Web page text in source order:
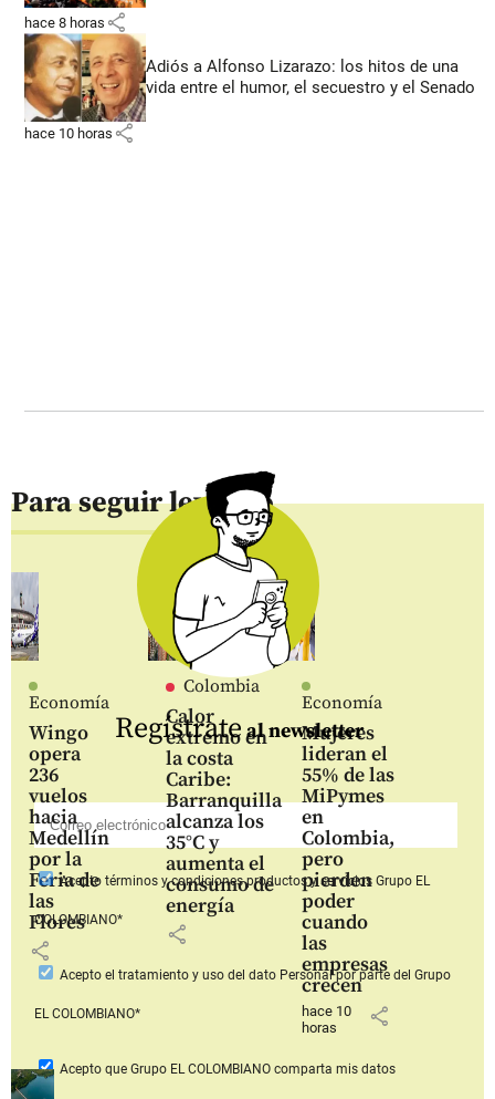
hace 8 horas share
Adiós a Alfonso Lizarazo: los hitos de una
vida entre el humor, el secuestro y el Senado
hace 10 horas share
Para seguir leyendo
Economía
Wingo
opera
236
vuelos
hacia
Medellín
por la
Feria de
las
Flores
share
Colombia
Calor
extremo en
la costa
Caribe:
Barranquilla
alcanza los
35°C y
aumenta el
consumo de
energía
share
Economía
Mujeres
lideran el
55% de las
MiPymes
en
Colombia,
pero
pierden
poder
cuando
las
empresas
crecen
hace 10
horas
share
Regístrateal newsletter
Aceptotérminos y condiciones productos y serviciosGrupo EL
COLOMBIANO*
Acepto el tratamiento y uso del dato Personalpor parte del Grupo
EL COLOMBIANO*
Acepto que Grupo EL COLOMBIANOcomparta mis datos